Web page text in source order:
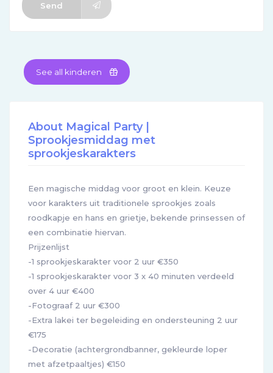
Send
See all kinderen
About Magical Party |
Sprookjesmiddag met
sprookjeskarakters
Een magische middag voor groot en klein. Keuze
voor karakters uit traditionele sprookjes zoals
roodkapje en hans en grietje, bekende prinsessen of
een combinatie hiervan.
Prijzenlijst
-1 sprookjeskarakter voor 2 uur €350
-1 sprookjeskarakter voor 3 x 40 minuten verdeeld
over 4 uur €400
-Fotograaf 2 uur €300
-Extra lakei ter begeleiding en ondersteuning 2 uur
€175
-Decoratie (achtergrondbanner, gekleurde loper
met afzetpaaltjes) €150